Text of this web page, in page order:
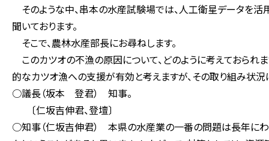
そのような中、串本の水産試験場では、人工衛星データを
聞いております。
そこで、農林水産部長にお尋ねします。
このカツオの不漁の原因について、どのように考えておられ
的なカツオ漁への支援が有効と考えますが、その取り組み状況
○議長（坂本 登君） 知事。
〔仁坂吉伸君、登壇〕
○知事（仁坂吉伸君） 本県の水産業の一番の問題は長年にわ